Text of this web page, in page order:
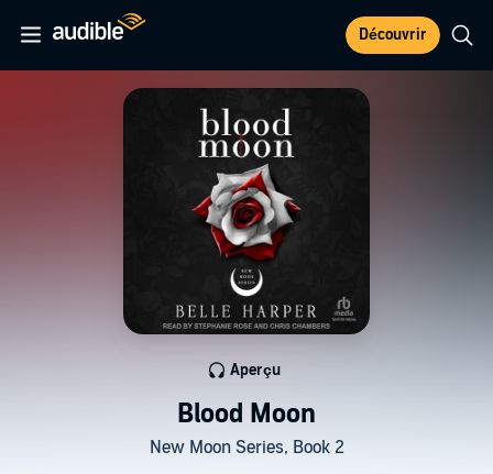
Découvrir
Blood Moon
New Moon Series, Book 2
Aperçu